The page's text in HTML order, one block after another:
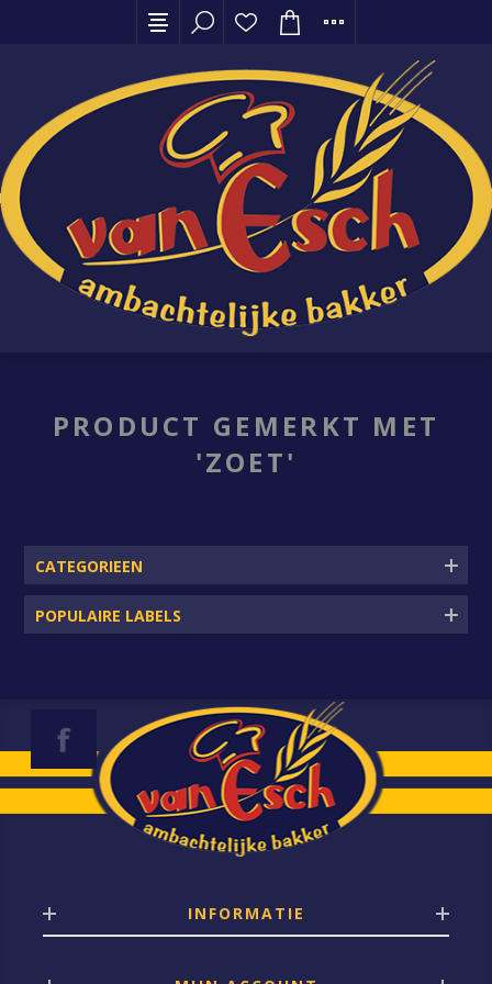
PRODUCT GEMERKT MET
'ZOET'
CATEGORIEEN
POPULAIRE LABELS
INFORMATIE